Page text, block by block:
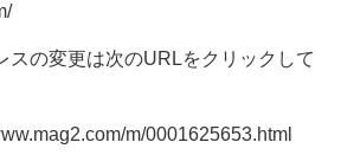
変更は次のURLをクリックして
m/0001625653.html